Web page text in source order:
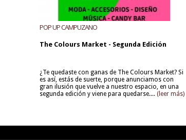
POP UP CAMPUZANO
The Colours Market - Segunda Edición
¿Te quedaste con ganas de The Colours Market? Si
es así, estás de suerte, porque anunciamos con
gran ilusión que vuelve a nuestro espacio, en una
segunda edición y viene para quedarse.... (leer más)